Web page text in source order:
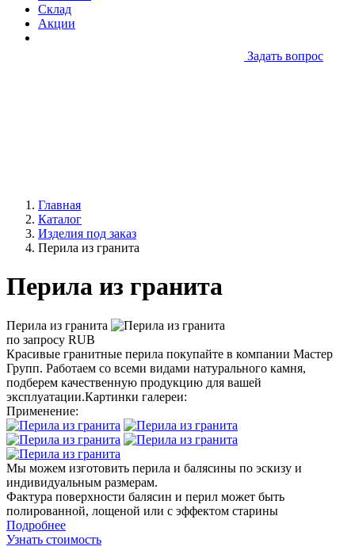
Склад
Акции
Задать вопрос
Главная
Каталог
Изделия под заказ
Перила из гранита
Перила из гранита
Перила из гранита
по запросу RUB
Красивые гранитные перила покупайте в компании Мастер
Групп. Работаем со всеми видами натурального камня,
подберем качественную продукцию для вашей
эксплуатации.Картинки галереи:
Применение:
Мы можем изготовить перила и балясины по эскизу и
индивидуальным размерам.
Фактура поверхности балясин и перил может быть
полированной, лощеной или с эффектом старины
Подробнее
Узнать стоимость